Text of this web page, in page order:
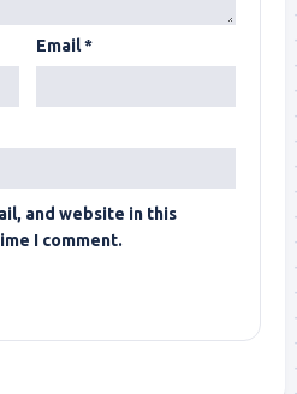
Email*
and website in this
I comment.